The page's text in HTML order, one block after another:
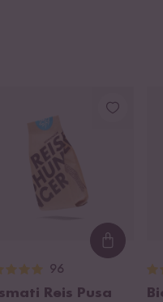
96
Reis Pusa